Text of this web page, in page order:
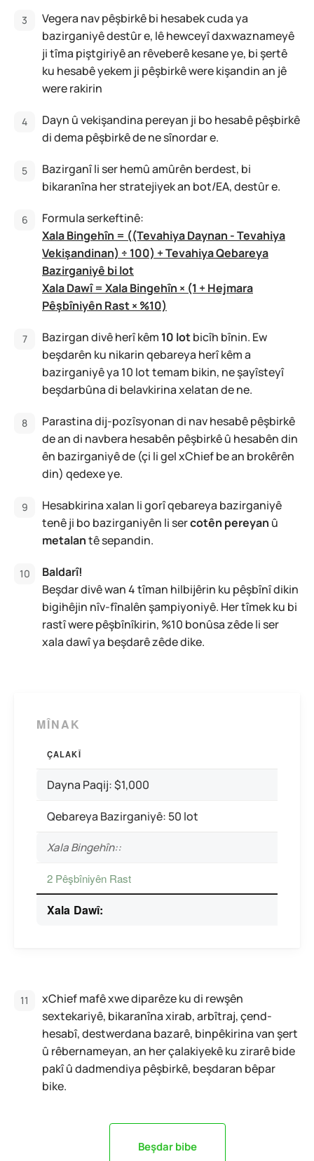
Vegera nav pêşbirkê bi hesabek cuda ya
bazirganiyê destûr e, lê hewceyî daxwaznameyê
ji tîma piştgiriyê an rêveberê kesane ye, bi şertê
ku hesabê yekem ji pêşbirkê were kişandin an jê
were rakirin
Dayn û vekişandina pereyan ji bo hesabê pêşbirkê
di dema pêşbirkê de ne sînordar e.
Bazirganî li ser hemû amûrên berdest, bi
bikaranîna her stratejiyek an bot/EA, destûr e.
Formula serkeftinê:
Xala Bingehîn = ((Tevahiya Daynan - Tevahiya
Vekişandinan) ÷ 100) + Tevahiya Qebareya
Bazirganiyê bi lot
Xala Dawî = Xala Bingehîn × (1 + Hejmara
Pêşbîniyên Rast × %10)
Bazirgan divê herî kêm 10 lotbicîh bînin. Ew
beşdarên ku nikarin qebareya herî kêm a
bazirganiyê ya 10 lot temam bikin, ne şayîsteyî
beşdarbûna di belavkirina xelatan de ne.
Parastina dij-pozîsyonan di nav hesabê pêşbirkê
de an di navbera hesabên pêşbirkê û hesabên din
ên bazirganiyê de (çi li gel xChief be an brokêrên
din) qedexe ye.
Hesabkirina xalan li gorî qebareya bazirganiyê
tenê ji bo bazirganiyên li sercotên pereyan û
metalantê sepandin.
Baldarî!
Beşdar divê wan 4 tîman hilbijêrin ku pêşbînî dikin
bigihêjin nîv-fînalên şampiyoniyê. Her tîmek ku bi
rastî were pêşbînîkirin, %10 bonûsa zêde li ser
xala dawî ya beşdarê zêde dike.
MÎNAK
ÇALAKÎ
Dayna Paqij: $1,000
Qebareya Bazirganiyê: 50 lot
Xala Bingehîn::
2 Pêşbîniyên Rast
Xala Dawî:
xChief mafê xwe diparêze ku di rewşên
sextekariyê, bikaranîna xirab, arbîtraj, çend-
hesabî, destwerdana bazarê, binpêkirina van şert
û rêbernameyan, an her çalakiyekê ku zirarê bide
pakî û dadmendiya pêşbirkê, beşdaran bêpar
bike.
Beşdar bibe